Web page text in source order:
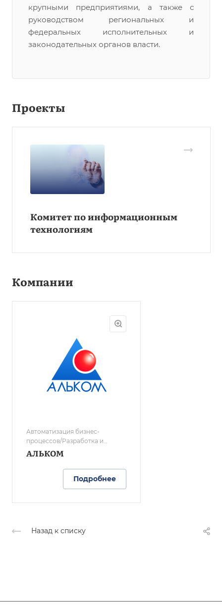
крупными предприятиями, а также с
руководством региональных и
федеральных исполнительных и
законодательных органов власти.
Проекты
Комитет по информационным
технологиям
Компании
Автоматизация бизнес-
процессов/Разработка и
сопровождение/Сервис
оргтехники/Организация
деловых мероприятий/
Дополнительное образование
для взрослых и детей
АЛЬКОМ
Подробнее
Назад к списку